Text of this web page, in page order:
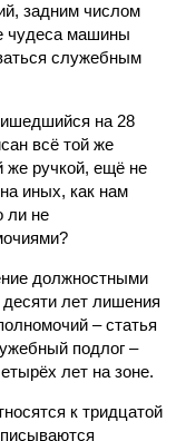
задним числом
чудеса машины
служебным
на 28
всё той же
же ручкой, ещё не
иных, как нам
ли не
должностными
десяти лет лишения
– статья
подлог –
лет на зоне.
к тридцатой